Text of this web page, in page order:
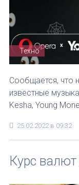
Техно
Сообщается, что
известные
Kesha, Young
25.02.2022 в 09:32
Курс